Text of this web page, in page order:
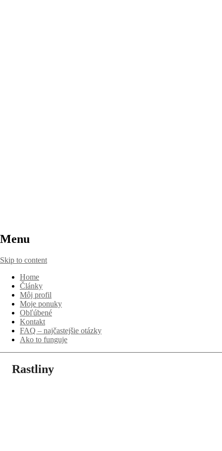
Menu
Skip to content
Home
Články
Môj profil
Moje ponuky
Obľúbené
Kontakt
FAQ – najčastejšie otázky
Ako to funguje
Rastliny